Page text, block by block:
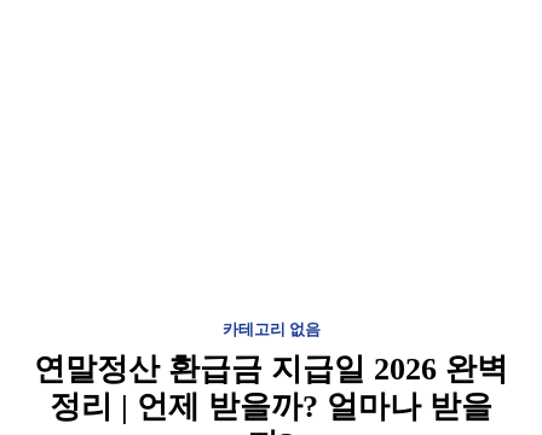
카테고리 없음
연말정산 환급금 지급일 2026 완벽
정리 | 언제 받을까? 얼마나 받을